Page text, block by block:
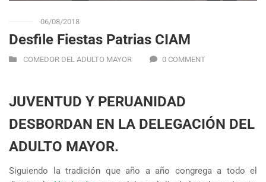
06/08/2018
Desfile Fiestas Patrias CIAM
COMEDOR DEL ADULTO MAYOR 0 COMMENT
JUVENTUD Y PERUANIDAD
DESBORDAN EN LA DELEGACIÓN DEL
ADULTO MAYOR.
Siguiendo la tradición que año a año congrega a todo el